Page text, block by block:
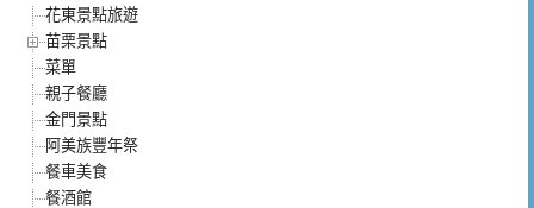
花東景點旅遊
苗栗景點
菜單
親子餐廳
金門景點
阿美族豐年祭
餐車美食
餐酒館